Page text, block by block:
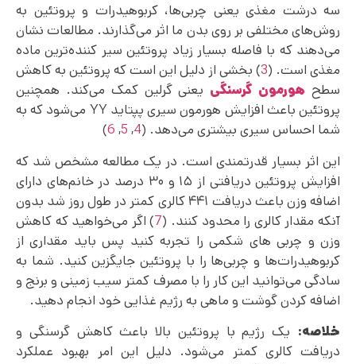
سه درشت مغذی یعنی چربی‌‌ها‌، کربوهیدرات و پروتئین به
روش‌های مختلفی بر روی بدن ما اثر می‌گذارند. مطالعات نشان
می‌دهند که با فاصله بسیار زیاد پروتئین سیر کننده‌ترین ماده
مغذی است. (3) بخشی از دلیل این است که پروتئین به کاهش
سطح هورمون گرسنگی یعنی گرلین کمک می‌‌کند. همچنین
پروتئین باعث افزایش هورمون سیری پپتاید YY می‌شود که به
شما احساس سیری بیشتری می‌دهد. (4
,
5
,
6
)
این اثر بسیار قدرتمندی است. در یک مطالعه مشخص شد که
افزایش پروتئین دریافتی از ۱۵ و ۳۰ درصد در خانم‌های دارای
اضافه وزن باعث دریافت ۴۴۱ کالری کمتر در طول روز شد بدون
آنکه مقدار کالری را محدود کنند. (7) اگر می‌خواهید که کاهش
وزن و چربی های شکمی را تجربه کنید پس باید مقداری از
کربوهیدرات‌ها و چربی‌ها را با پروتئین جایگزین کنید. شما به
سادگی می‌‌توانید این کار را با مصرف کمتر سیب زمینی و برنج و
اضافه کردن گوشت و ماهی به رژیم غذایی خود انجام دهید.
خلاصه: یک رژیم با پروتئین بالا باعث کاهش گرسنگی و
دریافت کالری کمتر می‌شود. دلیل این امر بهبود عملکرد